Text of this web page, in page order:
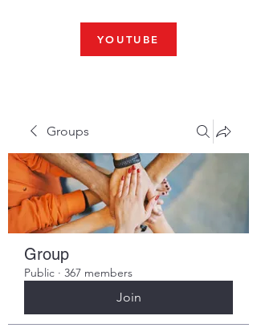
YOUTUBE
Groups
Group
Public · 367 members
Join